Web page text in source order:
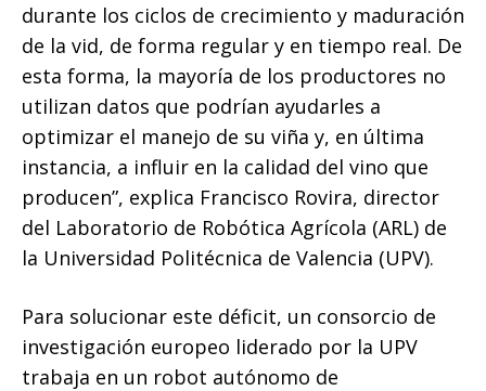
durante los ciclos de crecimiento y maduración
de la vid, de forma regular y en tiempo real. De
esta forma, la mayoría de los productores no
utilizan datos que podrían ayudarles a
optimizar el manejo de su viña y, en última
instancia, a influir en la calidad del vino que
producen”, explica Francisco Rovira, director
del Laboratorio de Robótica Agrícola (ARL) de
la Universidad Politécnica de Valencia (UPV).
Para solucionar este déficit, un consorcio de
investigación europeo liderado por la UPV
trabaja en un robot autónomo de